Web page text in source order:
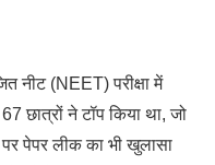
नीट (NEET) परीक्षा में
छात्रों ने टॉप किया था, जो
पेपर लीक का भी खुलासा